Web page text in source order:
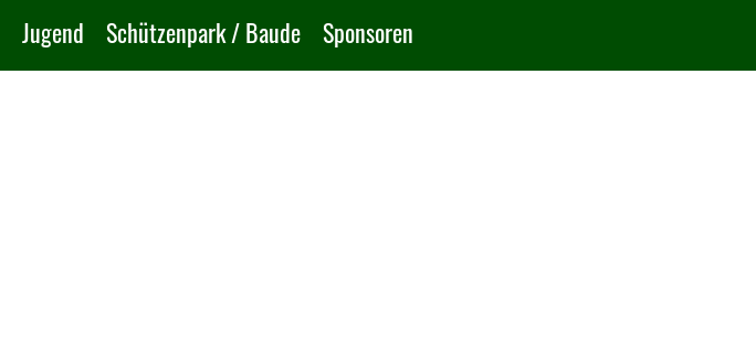
Jugend Schützenpark / Baude Sponsoren